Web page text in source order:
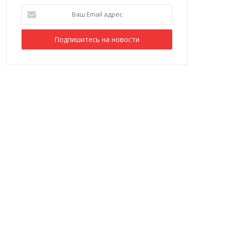
Email
адрес